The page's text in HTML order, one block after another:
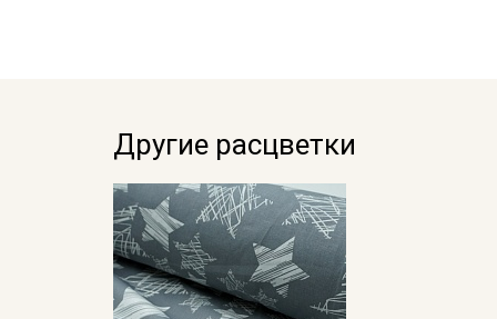
Другие расцветки